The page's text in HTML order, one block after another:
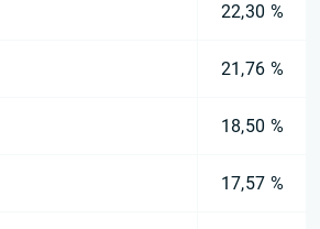
22,30 %
21,76 %
18,50 %
17,57 %